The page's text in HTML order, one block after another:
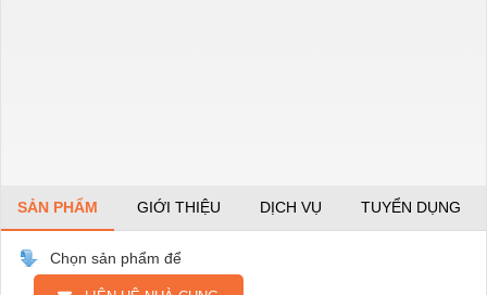
SẢN PHẨM GIỚI THIỆU DỊCH VỤ TUYỂN DỤNG
Chọn sản phẩm để